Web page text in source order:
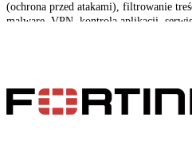
(ochrona przed atakami), filtrowanie
malware, VPN, kontrola aplikacji,